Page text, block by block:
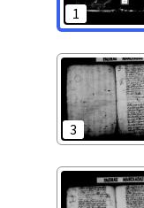
1
3